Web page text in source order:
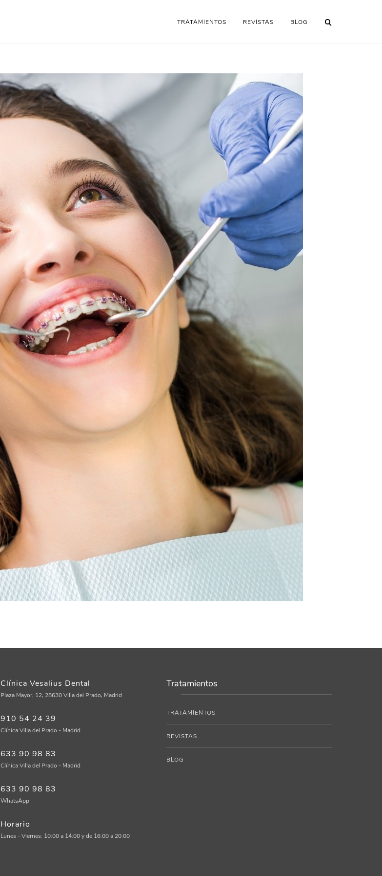
TRATAMIENTOS REVISTAS BLOG
Clínica Vesalius Dental
Plaza Mayor, 12, 28630 Villa del Prado, Madrid
910 54 24 39
Clínica Villa del Prado - Madrid
633 90 98 83
Clínica Villa del Prado - Madrid
633 90 98 83
WhatsApp
Horario
Lunes - Viernes: 10:00 a 14:00 y de 16:00 a 20:00
Tratamientos
TRATAMIENTOS
REVISTAS
BLOG